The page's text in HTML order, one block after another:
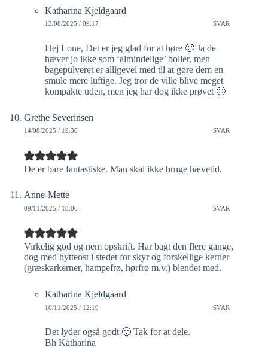
Katharina Kjeldgaard
13/08/2025 / 09:17 SVAR
Hej Lone, Det er jeg glad for at høre 🙂 Ja de
hæver jo ikke som ‘almindelige’ boller, men
bagepulveret er alligevel med til at gøre dem en
smule mere luftige. Jeg tror de ville blive meget
kompakte uden, men jeg har dog ikke prøvet 🙂
Grethe Severinsen
14/08/2025 / 19:36 SVAR
De er bare fantastiske. Man skal ikke bruge hævetid.
Anne-Mette
09/11/2025 / 18:06 SVAR
Virkelig god og nem opskrift. Har bagt den flere gange,
dog med hytteost i stedet for skyr og forskellige kerner
(græskarkerner, hampefrø, hørfrø m.v.) blendet med.
Katharina Kjeldgaard
10/11/2025 / 12:19 SVAR
Det lyder også godt 🙂 Tak for at dele.
Bh Katharina